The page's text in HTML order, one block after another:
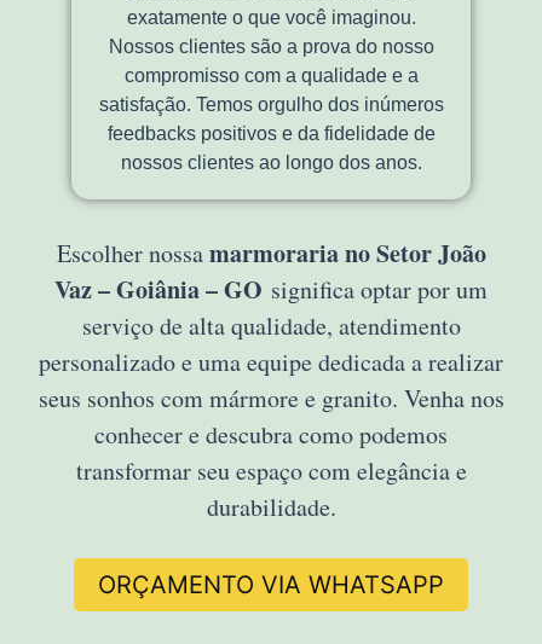
exatamente o que você imaginou.
Nossos clientes são a prova do nosso
compromisso com a qualidade e a
satisfação. Temos orgulho dos inúmeros
feedbacks positivos e da fidelidade de
nossos clientes ao longo dos anos.
Escolher nossamarmoraria no Setor João
Vaz – Goiânia – GO significa optar por um
serviço de alta qualidade, atendimento
personalizado e uma equipe dedicada a realizar
seus sonhos com mármore e granito. Venha nos
conhecer e descubra como podemos
transformar seu espaço com elegância e
durabilidade.
ORÇAMENTO VIA WHATSAPP